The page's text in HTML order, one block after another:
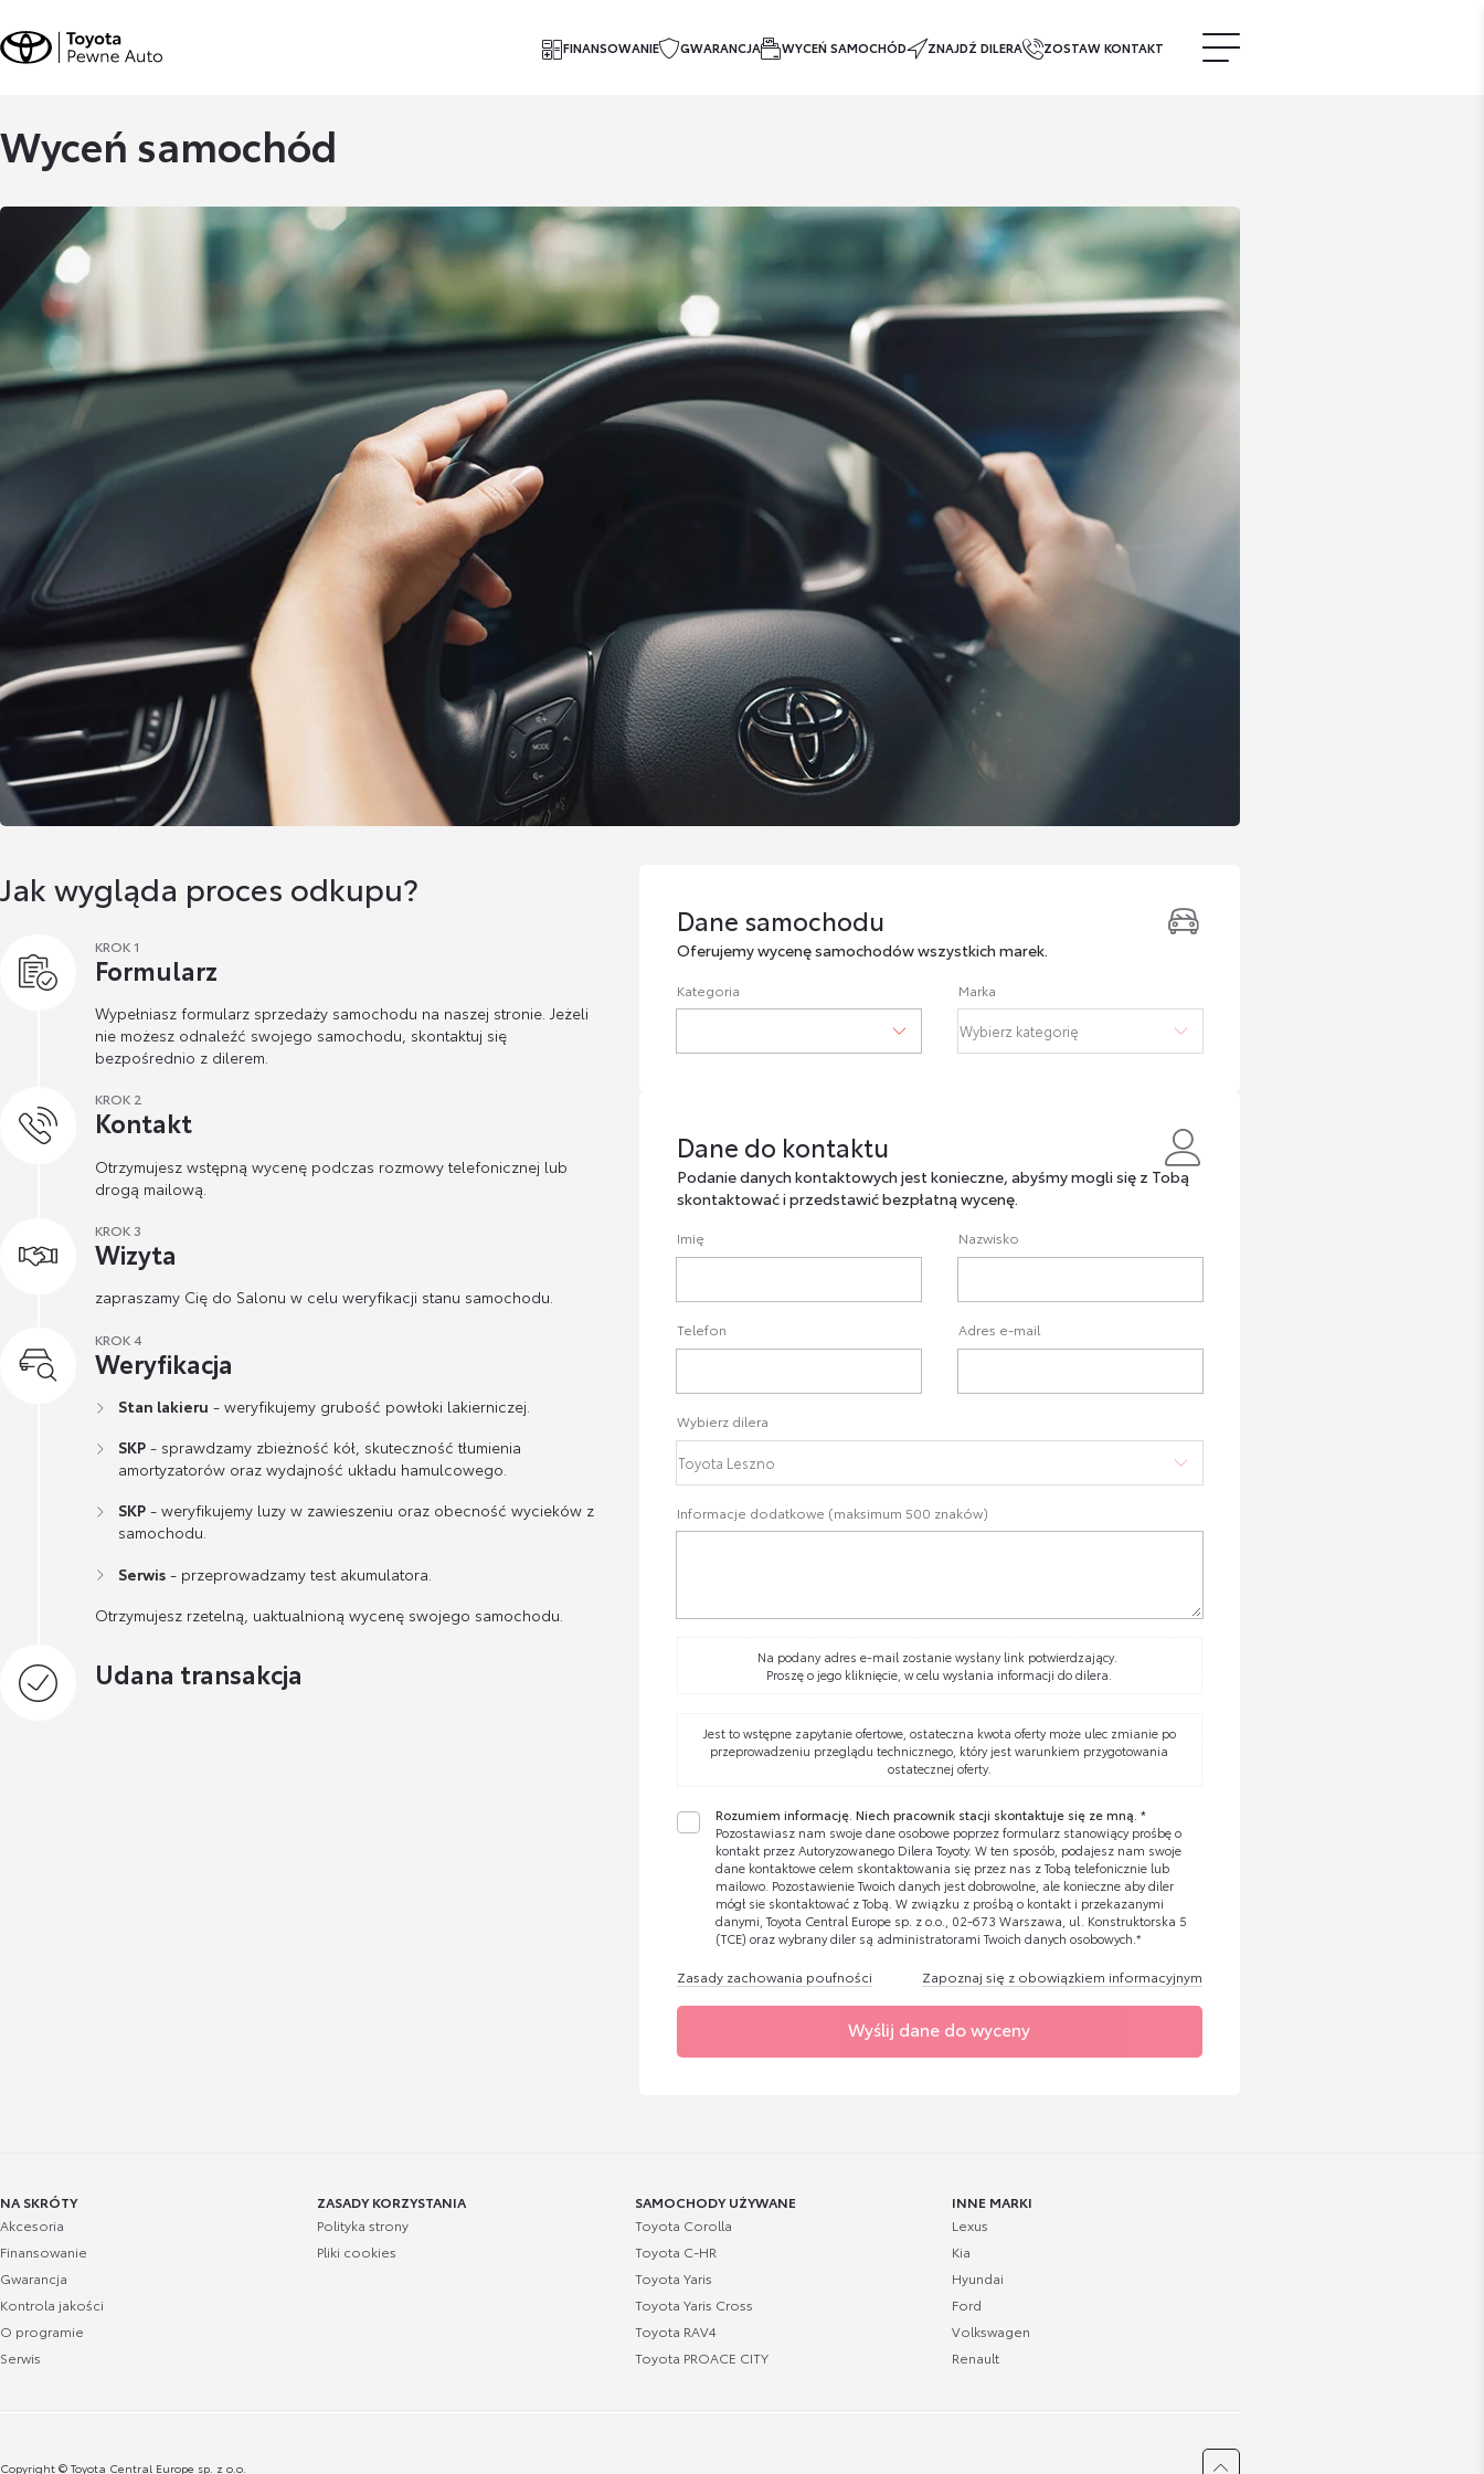
FINANSOWANIE GWARANCJA WYCEŃ SAMOCHÓD ZNAJDŹ DILERA ZOSTAW KONTAKT
Wyceń samochód
Jak wygląda proces odkupu?
KROK 1
Formularz
Wypełniasz formularz sprzedaży samochodu na naszej stronie. Jeżeli
nie możesz odnaleźć swojego samochodu, skontaktuj się
bezpośrednio z dilerem.
KROK 2
Kontakt
Otrzymujesz wstępną wycenę podczas rozmowy telefonicznej lub
drogą mailową.
KROK 3
Wizyta
zapraszamy Cię do Salonu w celu weryfikacji stanu samochodu.
KROK 4
Weryfikacja
Stan lakieru - weryfikujemy grubość powłoki lakierniczej.
SKP - sprawdzamy zbieżność kół, skuteczność tłumienia
amortyzatorów oraz wydajność układu hamulcowego.
SKP - weryfikujemy luzy w zawieszeniu oraz obecność wycieków z
samochodu.
Serwis - przeprowadzamy test akumulatora.
Otrzymujesz rzetelną, uaktualnioną wycenę swojego samochodu.
Udana transakcja
Dane samochodu
Dane samochodu
Oferujemy wycenę samochodów wszystkich marek.
Kategoria Marka
Dane do kontaktu
Dane do kontaktu
Podanie danych kontaktowych jest konieczne, abyśmy mogli się z Tobą
skontaktować i przedstawić bezpłatną wycenę.
Imię Nazwisko
Telefon Adres e-mail
Wybierz dilera
Informacje dodatkowe (maksimum 500 znaków)
Na podany adres e-mail zostanie wysłany link potwierdzający.
Proszę o jego kliknięcie, w celu wysłania informacji do dilera.
Jest to wstępne zapytanie ofertowe, ostateczna kwota oferty może ulec zmianie po
przeprowadzeniu przeglądu technicznego, który jest warunkiem przygotowania
ostatecznej oferty.
Rozumiem informację. Niech pracownik stacji skontaktuje się ze mną. *
Pozostawiasz nam swoje dane osobowe poprzez formularz stanowiący prośbę o
kontakt przez Autoryzowanego Dilera Toyoty. W ten sposób, podajesz nam swoje
dane kontaktowe celem skontaktowania się przez nas z Tobą telefonicznie lub
mailowo. Pozostawienie Twoich danych jest dobrowolne, ale konieczne aby diler
mógł sie skontaktować z Tobą. W związku z prośbą o kontakt i przekazanymi
danymi, Toyota Central Europe sp. z o.o., 02-673 Warszawa, ul. Konstruktorska 5
(TCE) oraz wybrany diler są administratorami Twoich danych osobowych.*
Zasady zachowania poufności Zapoznaj się z obowiązkiem informacyjnym
Wyślij dane do wyceny
NA SKRÓTY
Akcesoria
Finansowanie
Gwarancja
Kontrola jakości
O programie
Serwis
ZASADY KORZYSTANIA
Polityka strony
Pliki cookies
SAMOCHODY UŻYWANE
Toyota Corolla
Toyota C-HR
Toyota Yaris
Toyota Yaris Cross
Toyota RAV4
Toyota PROACE CITY
INNE MARKI
Lexus
Kia
Hyundai
Ford
Volkswagen
Renault
Copyright © Toyota Central Europe sp. z o.o.